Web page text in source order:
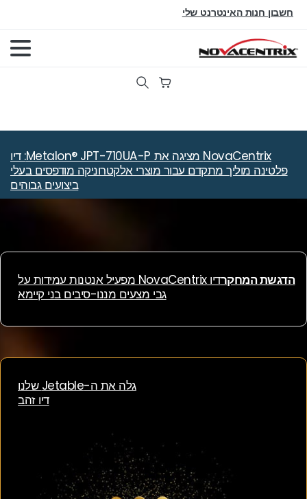
חשבון חנות האינטרנט שלי
חיפוש
NovaCentrix מציגה את Metalon® JPT-710UA-P: דיו
פלטינה מוליך מתקדם עבור מוצרי אלקטרוניקה מודפסים בעלי
ביצועים גבוהים
המחקר
דיו NovaCentrix מפעיל אנטנות עמידות על
גבי מצעים מננו-סיבים בני קיימא
גלה את ה-Jetable שלנו
דיו זהב